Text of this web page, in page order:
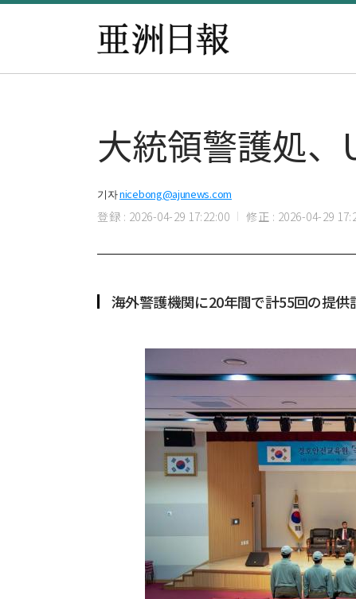
大統領警護処
기자nicebong@ajunews.com
登録 : 2026-04-29 17:22:00 修正 : 2026-04-29
海外警護機関に20年間で計55回の提供